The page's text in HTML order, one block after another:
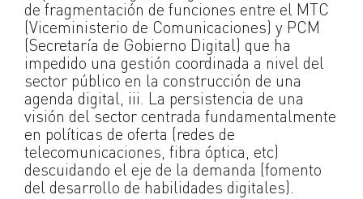
de fragmentación de funciones entre el MTC
(Viceministerio de Comunicaciones) y PCM
(Secretaría de Gobierno Digital) que ha
impedido una gestión coordinada a nivel del
sector público en la construcción de una
agenda digital, iii. La persistencia de una
visión del sector centrada fundamentalmente
en políticas de oferta (redes de
telecomunicaciones, fibra óptica, etc)
descuidando el eje de la demanda (fomento
del desarrollo de habilidades digitales).